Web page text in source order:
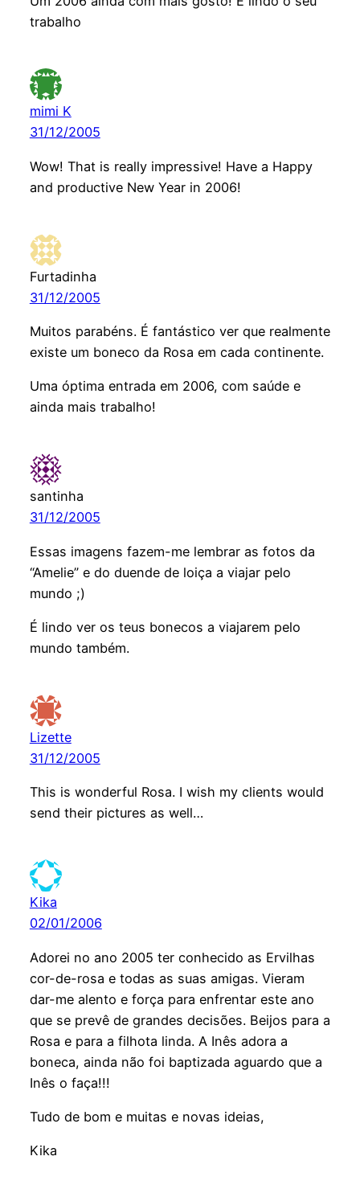
trabalho
mimi K
31/12/2005
Wow! That is really impressive! Have a Happy
and productive New Year in 2006!
Furtadinha
31/12/2005
Muitos parabéns. É fantástico ver que realmente
existe um boneco da Rosa em cada continente.
Uma óptima entrada em 2006, com saúde e
ainda mais trabalho!
santinha
31/12/2005
Essas imagens fazem-me lembrar as fotos da
“Amelie” e do duende de loiça a viajar pelo
mundo ;)
É lindo ver os teus bonecos a viajarem pelo
mundo também.
Lizette
31/12/2005
This is wonderful Rosa. I wish my clients would
send their pictures as well…
Kika
02/01/2006
Adorei no ano 2005 ter conhecido as Ervilhas
cor-de-rosa e todas as suas amigas. Vieram
dar-me alento e força para enfrentar este ano
que se prevê de grandes decisões. Beijos para a
Rosa e para a filhota linda. A Inês adora a
boneca, ainda não foi baptizada aguardo que a
Inês o faça!!!
Tudo de bom e muitas e novas ideias,
Kika